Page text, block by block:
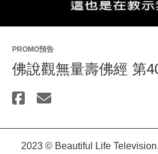
PROMO預告
佛說觀無量壽佛經 第
2023 © Beautiful Life